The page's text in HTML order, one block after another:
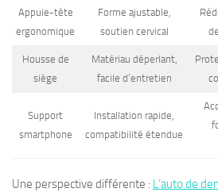
Appuie-tête
ergonomique
Forme ajustable,
soutien cervical
Housse de
siège
Matériau déperlant,
facile d’entretien
Support
smartphone
Installation rapide,
compatibilité étendue
Une perspective différente : L’auto de